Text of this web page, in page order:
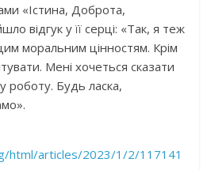
«Істина, Доброта,
відгук у її серці: «Так, я теж
моральним цінностям. Крім
Мені хочеться сказати
роботу. Будь ласка,
html/articles/2023/1/2/117141